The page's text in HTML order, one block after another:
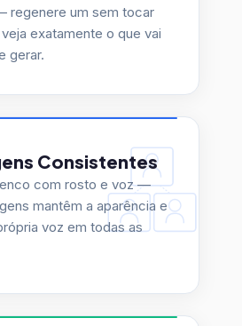
exatamente o que vai
gerar.
com rosto e voz —
mantêm a aparência e
voz em todas as